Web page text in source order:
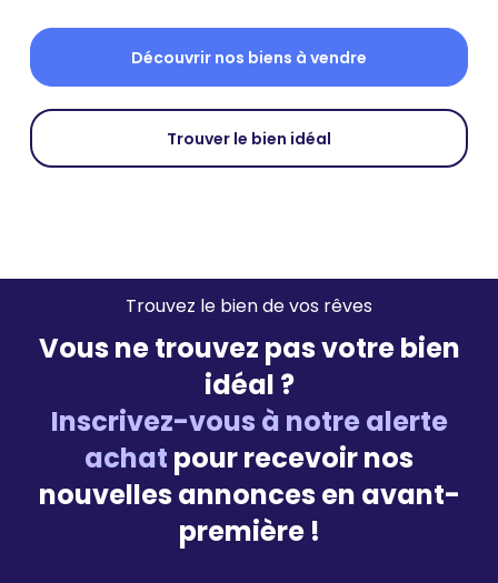
Découvrir nos biens à vendre
Trouver le bien idéal
Trouvez le bien de vos rêves
Vous ne trouvez pas votre bien
idéal ?
Inscrivez-vous à notre alerte
achat pour recevoir nos
nouvelles annonces en avant-
première !